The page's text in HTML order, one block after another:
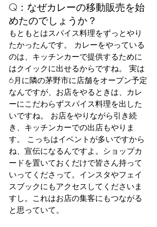
Q：なぜカレーの移動販売を始
めたのでしょうか？
もともとはスパイス料理をずっとやり
たかったんです。 カレーをやっている
のは、キッチンカーで提供するために
はクイックに出せるからですね。 実は
6月に隣の茅野市に店舗をオープン予定
なんですが、お店をやるときは、カレ
ーにこだわらずスパイス料理を出した
いですね。 お店をやりながら引き続
き、キッチンカーでの出店もやりま
す。 こっちはイベントが多いですから
ね、宣伝になるんですよ。ショップカ
ードを置いておくだけで皆さん持って
いってくださって。インスタやフェイ
スブックにもアクセスしてくださいま
すし。これはお店の集客にもつながる
と思っていて。